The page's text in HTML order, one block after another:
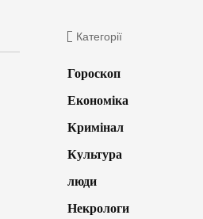
Категорії
Гороскоп
Економіка
Кримінал
Культура
люди
Некрологи